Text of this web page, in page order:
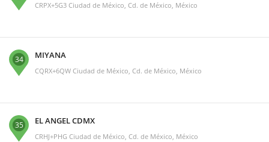
CRPX+5G3 Ciudad de México, Cd. de México, México
34 MIYANA
CQRX+6QW Ciudad de México, Cd. de México, México
35 EL ANGEL CDMX
CRHJ+PHG Ciudad de México, Cd. de México, México